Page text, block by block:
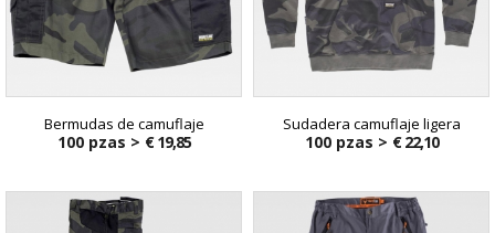
Bermudas de camuflaje
100 pzas > € 19,85
Sudadera camuflaje ligera
100 pzas > € 22,10